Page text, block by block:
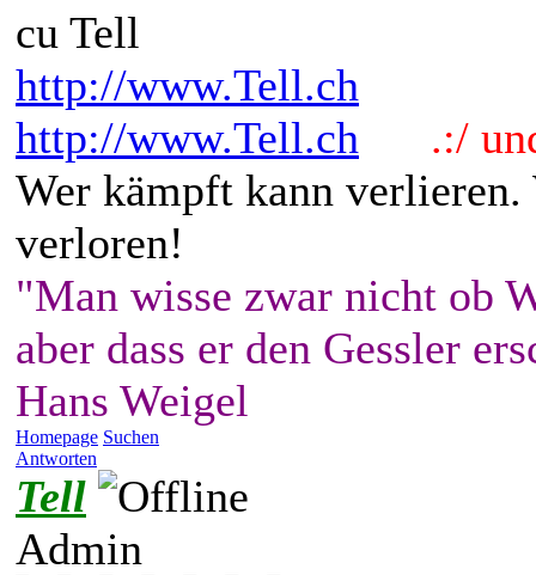
cu Tell
http://www.Tell.ch
http://www.Tell.ch
.:/
Wer kämpft kann
verloren!
"Man wisse zwar nicht ob
aber dass er den Gessler
Hans Weigel
Homepage Suchen
Antworten
Tell
Admin